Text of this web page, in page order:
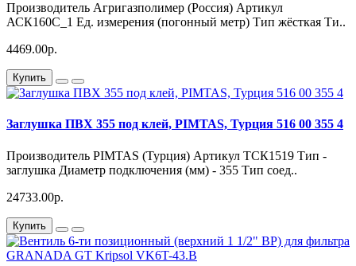
Производитель Агригазполимер (Россия) Артикул
АСК160С_1 Ед. измерения (погонный метр) Тип жёсткая Ти..
4469.00р.
Купить
Заглушка ПВХ 355 под клей, PIMTAS, Турция 516 00 355 4
Производитель PIMTAS (Турция) Артикул ТСК1519 Тип -
заглушка Диаметр подключения (мм) - 355 Тип соед..
24733.00р.
Купить